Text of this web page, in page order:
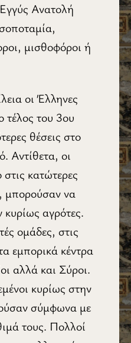
Ανατολή
μισθοφόροι ή
οι Έλληνες
τέλος του 3ου
θέσεις στο
Αντίθετα, οι
κατώτερες
μπορούσαν να
κυρίως αγρότες.
ομάδες, στις
εμπορικά κέντρα
αλλά και Σύροι.
κυρίως στην
σύμφωνα με
τους. Πολλοί